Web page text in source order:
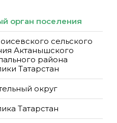
орган поселения
сельского
Актанышского
района
Татарстан
округ
Татарстан